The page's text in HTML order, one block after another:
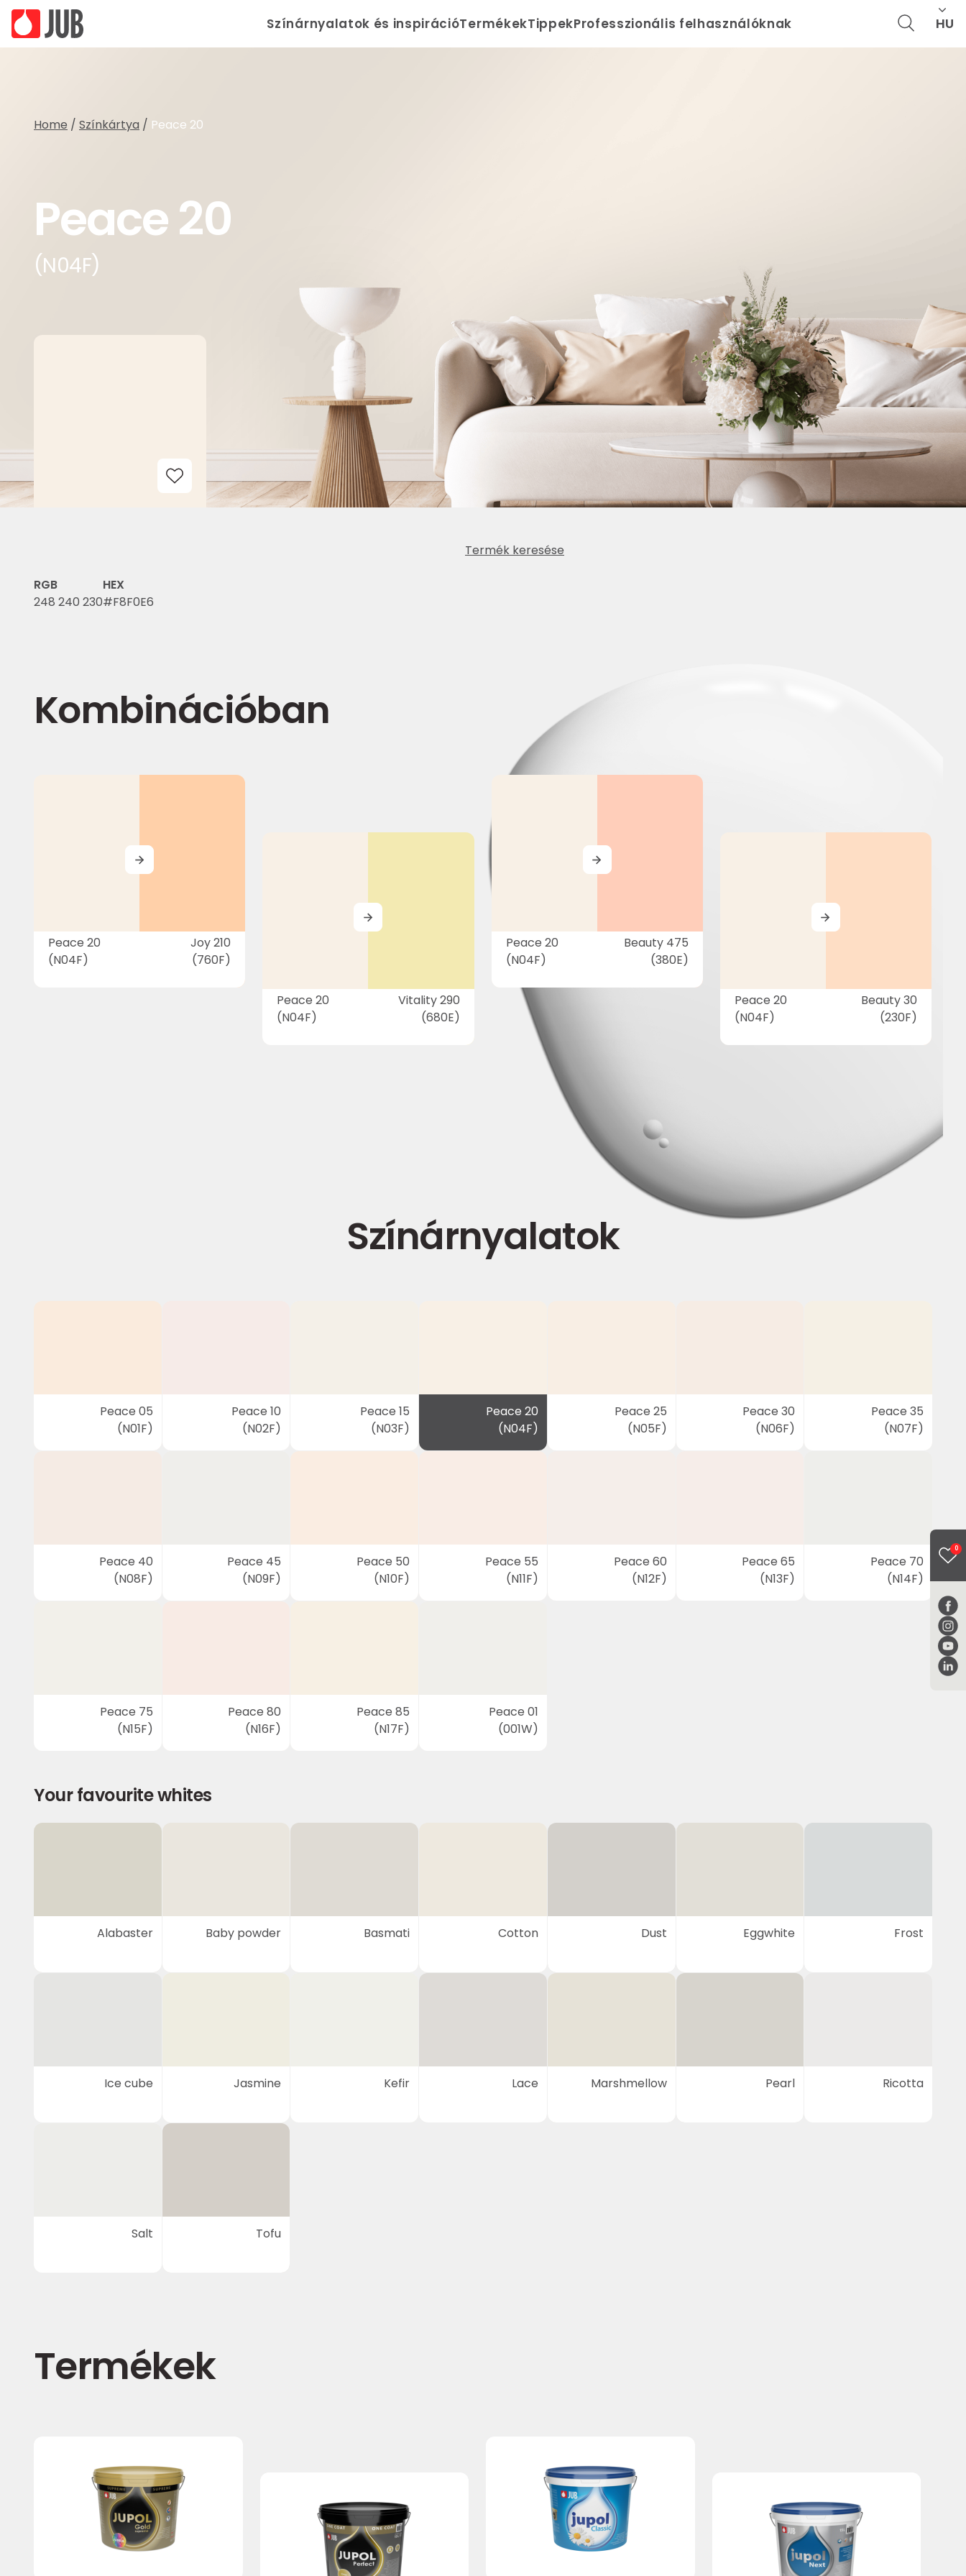
Színárnyalatok és inspirációTermékekTippekProfesszionális felhasználóknak HU
0
Home / Színkártya / Peace 20
Peace 20
(N04F)
Add to Wishlist
Termék keresése
RGB
248 240 230
HEX
#F8F0E6
Kombinációban
Peace 20
(N04F)
Joy 210
(760F)
MORE
Peace 20
(N04F)
Vitality 290
(680E)
MORE
Peace 20
(N04F)
Beauty 475
(380E)
MORE
Peace 20
(N04F)
Beauty 30
(230F)
MORE
Színárnyalatok
Peace 05
(N01F)
Peace 10
(N02F)
Peace 15
(N03F)
Peace 20
(N04F)
Peace 25
(N05F)
Peace 30
(N06F)
Peace 35
(N07F)
Peace 40
(N08F)
Peace 45
(N09F)
Peace 50
(N10F)
Peace 55
(N11F)
Peace 60
(N12F)
Peace 65
(N13F)
Peace 70
(N14F)
Peace 75
(N15F)
Peace 80
(N16F)
Peace 85
(N17F)
Peace 01
(001W)
Your favourite whites
Alabaster Baby powder Basmati Cotton Dust Eggwhite Frost
Ice cube Jasmine Kefir Lace Marshmellow Pearl Ricotta
Salt Tofu
Termékek